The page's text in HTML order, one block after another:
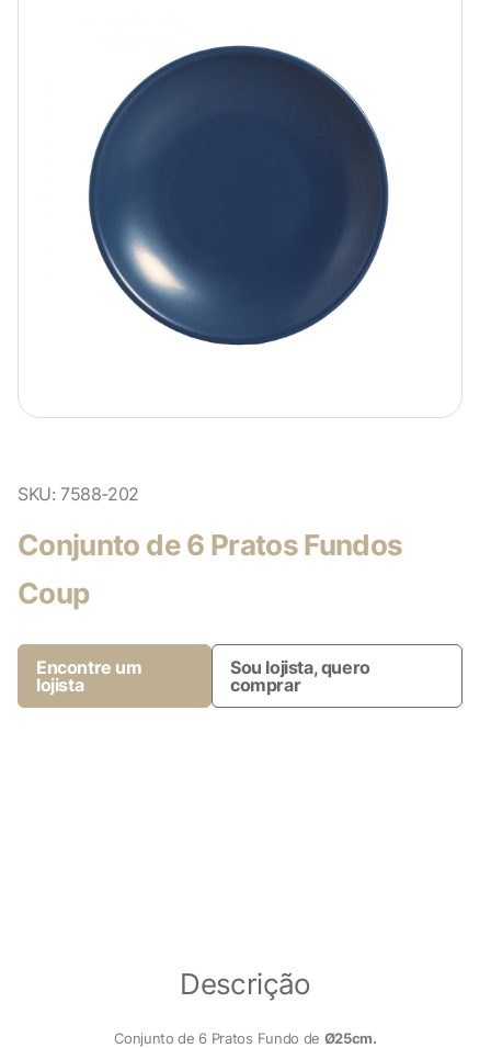
SKU: 7588-202
Conjunto de 6 Pratos Fundos
Coup
Encontre um
lojista
Sou lojista, quero
comprar
Descrição
Conjunto de 6 Pratos Fundo de Ø25cm.